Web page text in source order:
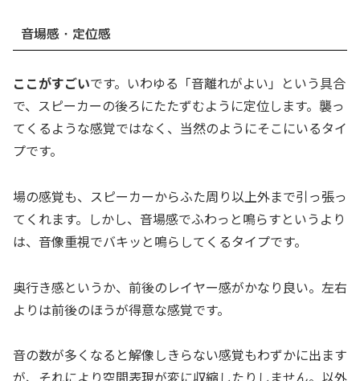
音場感・定位感
ここがすごいです。いわゆる「音離れがよい」という具合
で、スピーカーの後ろにたたずむように定位します。襲っ
てくるような感覚ではなく、当然のようにそこにいるタイ
プです。
場の感覚も、スピーカーからふた周り以上外まで引っ張っ
てくれます。しかし、音場感でふわっと鳴らすというより
は、音像重視でバキッと鳴らしてくるタイプです。
奥行き感というか、前後のレイヤー感がかなり良い。左右
よりは前後のほうが得意な感覚です。
音の数が多くなると解像しきらない感覚もわずかに出ます